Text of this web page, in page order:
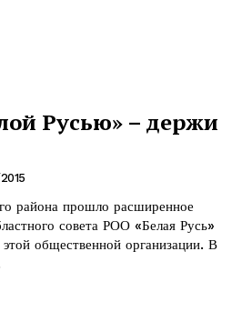
Русью» – держи
района прошло расширенное
совета РОО «Белая Русь»
общественной организации. В